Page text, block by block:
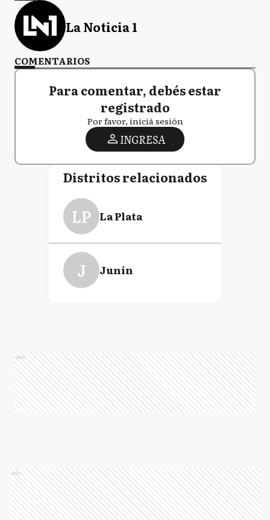
La Noticia 1
COMENTARIOS
Para comentar, debés estar
registrado
Por favor, iniciá sesión
INGRESA
Distritos relacionados
LP La Plata
J Junín
Ads
Ads